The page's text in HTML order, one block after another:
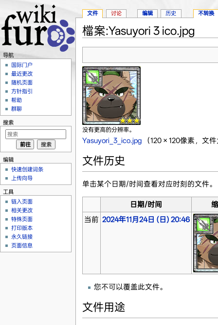
檔案:Yasuyori 3 ico.jpg
没有更高的分辨率。
Yasuyori_3_ico.jpg‎ （120 × 120像素，文
文件历史
单击某个日期/时间查看对应时刻的文件。
日期/时间
当前 2024年11月24日 (日) 20:46
您不可以覆盖此文件。
文件用途
文件 讨论 编辑 历史 不转换
导航
国际门户
最近更改
随机页面
方针指引
帮助
群聊
搜索
编辑
快速创建词条
上传向导
工具
链入页面
相关更改
特殊页面
打印版本
永久链接
页面信息